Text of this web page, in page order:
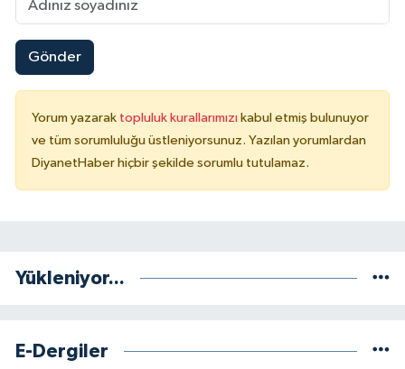
Gönder
Yorum yazarak topluluk kurallarımızı kabul etmiş bulunuyor
ve tüm sorumluluğu üstleniyorsunuz. Yazılan yorumlardan
DiyanetHaber hiçbir şekilde sorumlu tutulamaz.
Yükleniyor...
E-Dergiler
Rize Müftülüğü
Sakarya Müftülüğü
Siirt Müftülüğü
Sinop Müftülüğü
Şanlıurfa Müftülüğü